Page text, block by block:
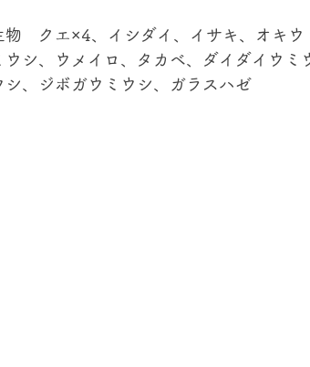
物　クエ×4、イシダイ、イサキ、オキ
ウシ、ウメイロ、タカベ、ダイダイウ
シ、ジボガウミウシ、ガラスハゼ